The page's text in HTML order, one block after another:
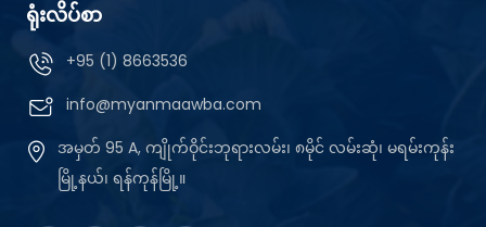
ရုံးလိပ်စာ
+95 (1) 8663536
info@myanmaawba.com
အမှတ် 95 A, ကျိုက်ဝိုင်းဘုရားလမ်း၊ ၈မိုင် လမ်းဆုံ၊ မရမ်းကုန်း
မြို့နယ်၊ ရန်ကုန်မြို့။